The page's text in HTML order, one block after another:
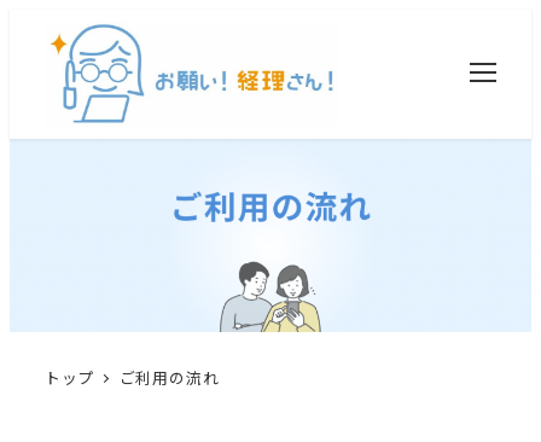
トップ ご利用の流れ